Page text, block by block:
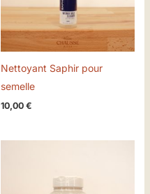
Nettoyant Saphir pour
semelle
10,00 €